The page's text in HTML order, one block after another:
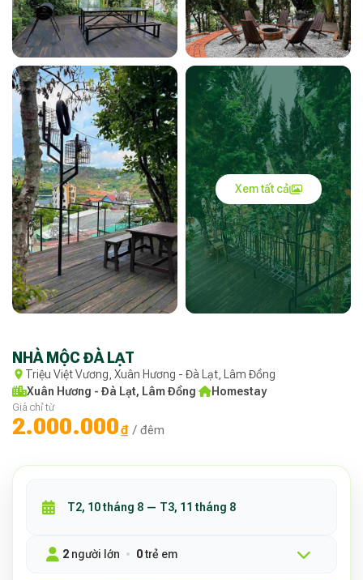
Xem tất cả
NHÀ MỘC ĐÀ LẠT
Triệu Việt Vương, Xuân Hương - Đà Lạt, Lâm Đồng
Xuân Hương - Đà Lạt, Lâm Đồng· Homestay
Giá chỉ từ
2.000.000₫ / đêm
2 người lớn 0trẻ em